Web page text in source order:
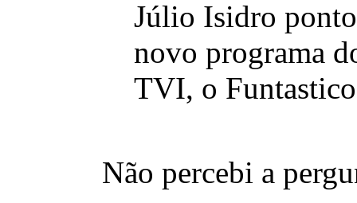
Júlio Isidro
novo programa
TVI, o
Não percebi a